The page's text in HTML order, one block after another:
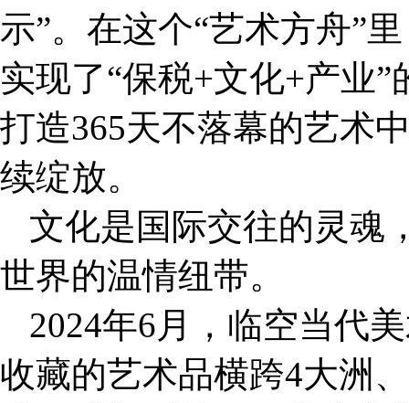
示”。在这个“艺术方舟”
实现了“保税+文化+产业
打造365天不落幕的艺术
续绽放。
文化是国际交往的灵魂
世界的温情纽带。
2024年6月，临空当代
收藏的艺术品横跨4大洲